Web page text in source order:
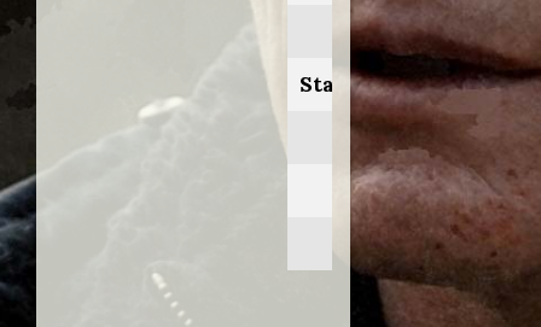
Nicholas
Stagione.Episodio:
4.11
Regia di:
Doug Rogers